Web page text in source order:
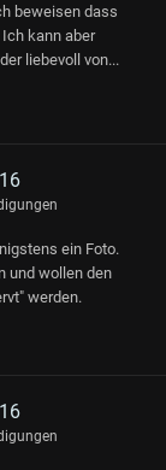
beweisen dass
kann aber
liebevoll von...
ein Foto.
und wollen den
werden.